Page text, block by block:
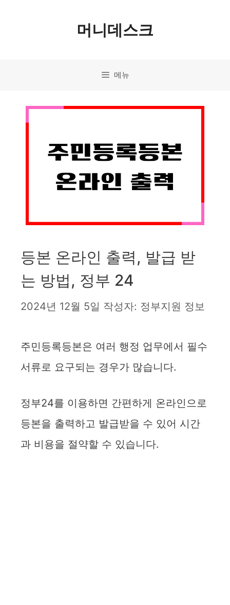
머니데스크
메뉴
등본 온라인 출력, 발급 받
는 방법, 정부 24
2024년 12월 5일 작성자: 정부지원 정보
주민등록등본은 여러 행정 업무에서 필수
서류로 요구되는 경우가 많습니다.
정부24를 이용하면 간편하게 온라인으로
등본을 출력하고 발급받을 수 있어 시간
과 비용을 절약할 수 있습니다.